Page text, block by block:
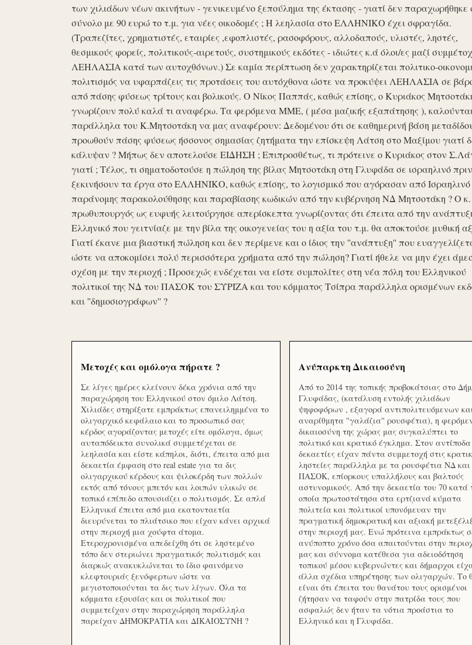
των χιλιάδων νέων ακινήτων - γενικευμένο ξεπούλημα της έκτασης - γιατί δεν παραχωρήθηκε
σύνολο με 90 ευρώ το τ.μ. για νέες οικοδομές ; Η λεηλασία στο ΕΛΛΗΝΙΚΟ έχει σφραγίδα.
(Τραπεζίτες, χρηματιστές, εταιρίες ,εφοπλιστές, ρασοφόρους, αλλοδαπούς, υλιστές, ληστές,
θεσμικούς φορείς, πολιτικούς-αιρετούς, συστημικούς εκδότες - ιδιώτες κ.ά όλοι/ες μαζί
ΛΕΗΛΑΣΙΑ κατά των αυτοχθόνων.) Σε καμία περίπτωση δεν χαρακτηρίζεται πολιτικο-
πολιτισμός να υφαρπάζεις τις προτάσεις του αυτόχθονα ώστε να προκύψει ΛΕΗΛΑΣΙΑ σε
από πάσης φύσεως τρίτους και βολικούς. Ο Νίκος Παππάς, καθώς επίσης, ο Κυριάκος
γνωρίζουν πολύ καλά τι αναφέρω. Τα φερόμενα ΜΜΕ, ( μέσα μαζικής εξαπάτησης ),
παράλληλα του Κ.Μητσοτάκη να μας αναφέρουν: Δεδομένου ότι σε καθημερινή βάση
προωθούν πάσης φύσεως ήσσονος σημασίας ζητήματα την επίσκεψη Λάτση στο Μαξίμου γιατί
κάλυψαν ? Μήπως δεν αποτελούσε ΕΙΔΗΣΗ ; Επιπροσθέτως, τι πρότεινε ο Κυριάκος στον
γιατί ; Τέλος, τι σηματοδοτούσε η πώληση της βίλας Μητσοτάκη στη Γλυφάδα σε ισραηλινό πριν
ξεκινήσουν τα έργα στο ΕΛΛΗΝΙΚΟ, καθώς επίσης, το λογισμικό που αγόρασαν από Ισραηλινό
παράνομης παρακολούθησης και παραβίασης κωδικών από την κυβέρνηση ΝΔ Μητσοτάκη ? Ο κ.
πρωθυπουργός ως ευφυής λειτούργησε απερίσκεπτα γνωρίζοντας ότι έπειτα από την
Ελληνικό που γειτνίαζε με την βίλα της οικογενείας του η αξία του τ.μ. θα αποκτούσε μυθική
Γιατί έκανε μια βιαστική πώληση και δεν περίμενε και ο ίδιος την ''ανάπτυξη'' που
ώστε να αποκομίσει πολύ περισσότερα χρήματα από την πώληση? Γιατί ήθελε να μην έχει
σχέση με την περιοχή ; Προσεχώς ενδέχεται να είστε συμπολίτες στη νέα πόλη του Ελληνικού
πολιτικοί της ΝΔ του ΠΑΣΟΚ του ΣΥΡΙΖΑ και του κόμματος Τσίπρα παράλληλα ορισμένων
και ''δημοσιογράφων'' ?
Μετοχές και ομόλογα πήρατε ?
Σε λίγες ημέρες κλείνουν δέκα χρόνια από την
παραχώρηση του Ελληνικού στον όμιλο Λάτση.
Χιλιάδες στηρίξατε εμπράκτως επανειλημμένα το
ολιγαρχικό κεφάλαιο και το προσωπικό σας
κέρδος αγοράζοντας μετοχές είτε ομόλογα, όμως
αυταπόδεικτα συνολικά συμμετέχεται σε
λεηλασία και είστε κάπηλοι, διότι, έπειτα από μια
δεκαετία έμφαση στο real estate για τα δις
ολιγαρχικού κέρδους και ψιλοκέρδη των πολλών
εκτός από τόνους μπετόν και λοιπών υλικών σε
τοπικό επίπεδο απουσιάζει ο πολιτισμός. Σε απλά
Ελληνικά έπειτα από μια εκατονταετία
διευρύνεται το πλιάτσικο που είχαν κάνει αρχικά
στην περιοχή μια χούφτα άτομα.
Ετεροχρονισμένα απεδείχθη ότι σε ληστεμένο
τόπο δεν στεριώνει πραγματικός πολιτισμός και
διαρκώς ανακυκλώνεται το ίδιο φαινόμενο
κλεφτουριάς ξενόφερτων ώστε να
μεγιστοποιούνται τα δις των λίγων. Όλα τα
κόμματα εξουσίας και οι πολιτικοί που
συμμετείχαν στην παραχώρηση παράλληλα
παρείχαν ΔΗΜΟΚΡΑΤΙΑ και ΔΙΚΑΙΟΣΥΝΗ ?
Ανύπαρκτη Δικαιοσύνη
Από το 2014 της τοπικής προβοκάτσιας στο
Γλυφάδας, (κατάλυση εντολής χιλιάδων
ψηφοφόρων , εξαγορά αντιπολιτευόμενων
αναρίθμητα ''γαλάζια'' ρουσφέτια), η
δικαιοσύνη της χώρας μας συγκαλύπτει το
πολιτικό και κρατικό έγκλημα. Στον αντίποδα
δεκαετίες είχαν πάντα συμμετοχή στις
ληστείες παράλληλα με τα ρουσφέτια ΝΔ και
ΠΑΣΟΚ, επίορκους υπαλλήλους και βαλτούς
αστυνομικούς. Από την δεκαετία του 70 κατά
οποία πρωτοστάτησα στα ερτζιανά κύματα
πολιτεία και πολιτικοί υπονόμευαν την
πραγματική δημοκρατική και αξιακή
στην περιοχή μας. Ενώ πρότεινα εμπράκτως
ανύποπτο χρόνο όσα απαιτούνται στην
μας και σύννομα κατέθεσα για αδειοδότηση
τοπικού μέσου κυβερνώντες και δήμαρχοι
άλλα σχέδια υπηρέτησης των ολιγαρχών. Το
είναι ότι έπειτα του θανάτου τους ορισμένοι
ζήτησαν να ταφούν στην πατρίδα τους που
ασφαλώς δεν ήταν τα νότια προάστια το
Ελληνικό και η Γλυφάδα.